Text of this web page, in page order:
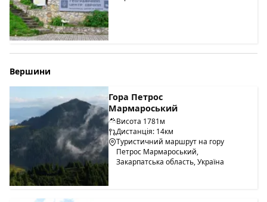
Вершини
Гора Петрос
Мармароський
Висота 1781м
Дистанція: 14км
Туристичний маршрут на гору
Петрос Мармароський,
Закарпатська область, Україна